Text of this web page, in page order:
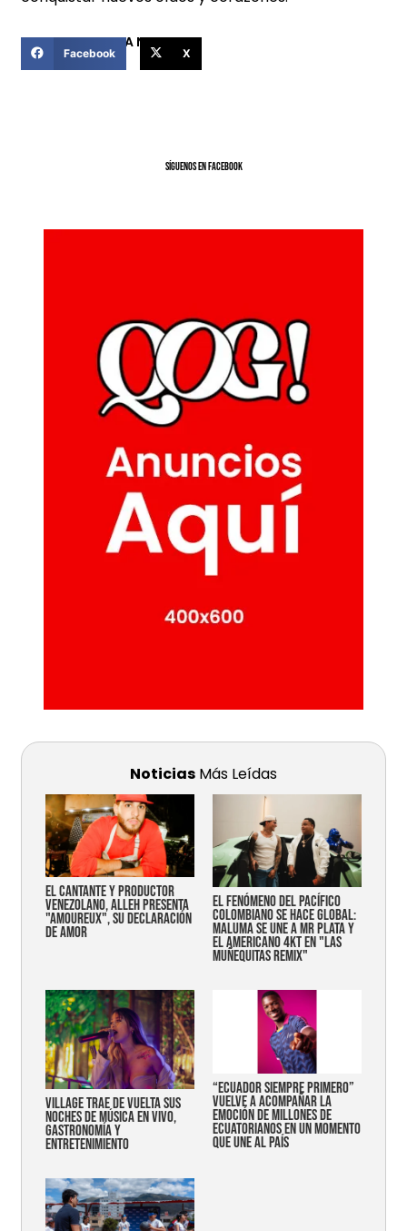
COMPARTIR ESTA NOTICIA
Facebook X
SíGUENOS EN FACEBOOK
Noticias Más Leídas
EL CANTANTE Y PRODUCTOR
VENEZOLANO, ALLEH PRESENTA
"AMOUREUX", SU DECLARACIÓN
DE AMOR
EL FENÓMENO DEL PACÍFICO
COLOMBIANO SE HACE GLOBAL:
MALUMA SE UNE A MR PLATA Y
EL AMERICANO 4KT EN "LAS
MUÑEQUITAS REMIX"
Village trae de vuelta sus
noches de música en vivo,
gastronomía y
entretenimiento
“Ecuador siempre primero”
vuelve a acompañar la
emoción de millones de
ecuatorianos en un momento
que une al país